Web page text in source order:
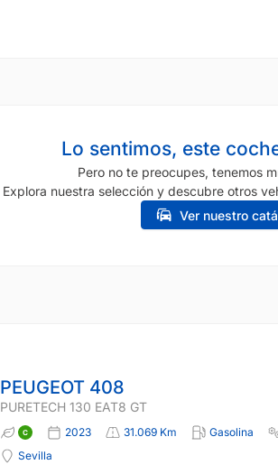
Lo sentimos, este
Pero no te preocupes, tenemos
Explora nuestra selección y descubre otros
Ver nuestro
PEUGEOT 408
PURETECH 130 EAT8 GT
2023 31.069 Km Gasolina
Sevilla